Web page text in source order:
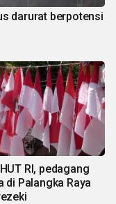
darurat berpotensi
RI, pedagang
di Palangka Raya